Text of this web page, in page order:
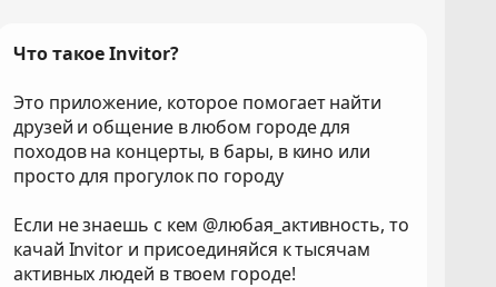
Что такое Invitor?
Это приложение, которое помогает найти
друзей и общение в любом городе для
походов на концерты, в бары, в кино или
просто для прогулок по городу
Если не знаешь с кем @любая_активность, то
качай Invitor и присоединяйся к тысячам
активных людей в твоем городе!